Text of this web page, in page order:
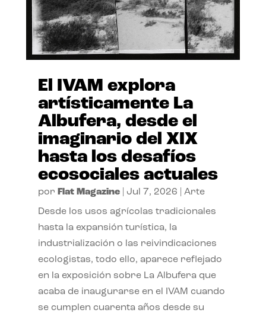
El IVAM explora
artísticamente La
Albufera, desde el
imaginario del XIX
hasta los desafíos
ecosociales actuales
por Flat Magazine| Jul 7, 2026 Arte
Desde los usos agrícolas tradicionales
hasta la expansión turística, la
industrialización o las reivindicaciones
ecologistas, todo ello, aparece reflejado
en la exposición sobre La Albufera que
acaba de inaugurarse en el IVAM cuando
se cumplen cuarenta años desde su